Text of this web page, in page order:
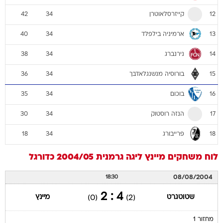
12 קייזרסלאוטרן 34
42
13 ארמיניה בילפלד 34
40
14 נירנברג 34
38
15 בורוסיה מנשנגלאדבך 34
36
16 בוכום 34
35
17 הנזה רוסטוק 34
30
18 פרייבורג 34
18
לוח משחקים מיינץ ליגה גרמנית 2004/05 כדורגל
08/08/2004
18:30
שטוטגרט (2)
4 : 2
(0) מיינץ
מחזור 1